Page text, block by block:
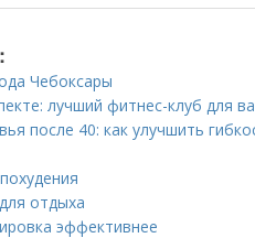
Чебоксары
лучший фитнес-клуб для
после 40: как улучшить
отдыха
эффективнее